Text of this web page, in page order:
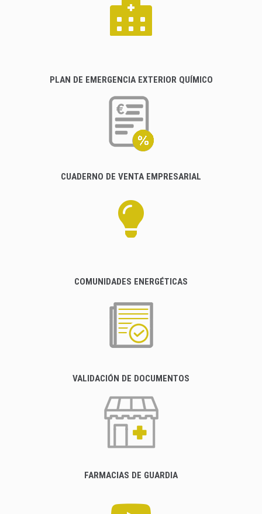
PLAN DE EMERGENCIA EXTERIOR QUÍMICO
CUADERNO DE VENTA EMPRESARIAL
COMUNIDADES ENERGÉTICAS
VALIDACIÓN DE DOCUMENTOS
FARMACIAS DE GUARDIA